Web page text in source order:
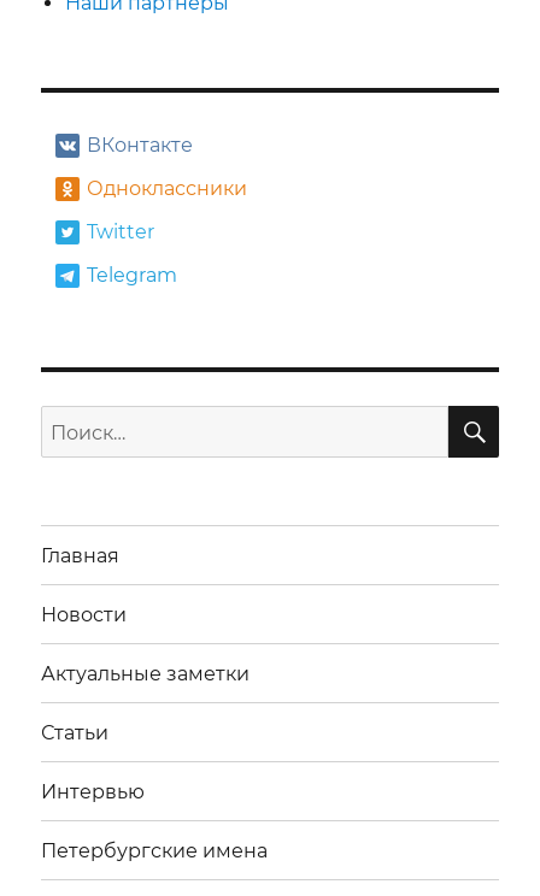
ВКонтакте
Одноклассники
Twitter
Telegram
Искать:
Главная
Новости
Актуальные заметки
Статьи
Интервью
Петербургские имена